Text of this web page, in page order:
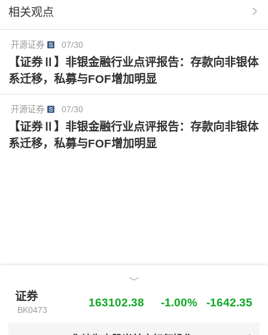
相关观点
开源证券 07/30
【证券Ⅱ】非银金融行业点评报告：存款向非银体
系迁移，私募与FOF增加明显
开源证券 07/30
【证券Ⅱ】非银金融行业点评报告：存款向非银体
系迁移，私募与FOF增加明显
证券
证券
BK0473
163102.38 -1.00% -1642.35